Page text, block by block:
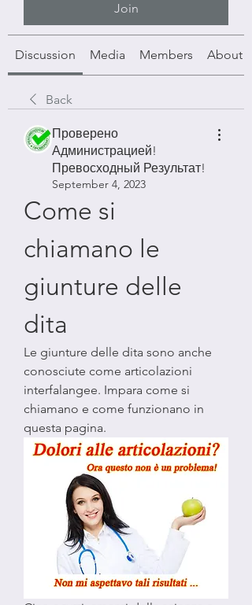
Join
Discussion Media Members About
Back
Проверено
Администрацией!
Превосходный Результат!
September 4, 2023
Come si
chiamano le
giunture delle
dita
Le giunture delle dita sono anche
conosciute come articolazioni
interfalangee. Impara come si
chiamano e come funzionano in
questa pagina.